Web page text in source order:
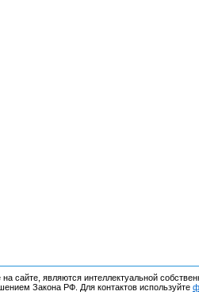
являются интеллектуальной
Закона РФ. Для контактов используйте